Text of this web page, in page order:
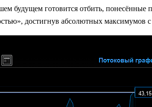
будущем готовится отбить,
достигнув абсолютных максимумов с